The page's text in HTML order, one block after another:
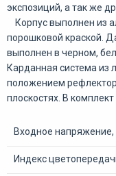
экспозиций, а так же
Корпус выполнен из
порошковой краской.
выполнен в черном,
Карданная система из
положением
плоскостях. В
Входное напряжение,
Индекс